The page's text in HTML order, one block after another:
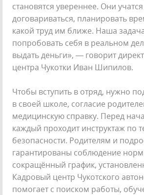
становятся увереннее. Они учатся
договариваться, планировать
какой труд им ближе. Наша
попробовать себя в реальном
выдать деньги», — говорит
центра Чукотки Иван Шипилов.
Чтобы вступить в отряд, нужно
в своей школе, согласие
медицинскую справку. Перед
каждый проходит инструктаж по
безопасности. Родителям и
гарантированы соблюдение
сокращённый график,
Кадровый центр Чукотского
помогает с поиском работы,